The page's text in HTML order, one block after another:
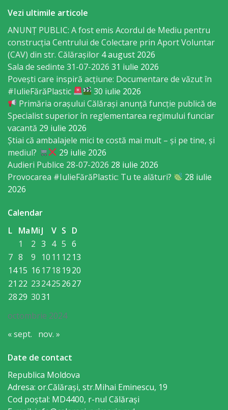
Proiecte
de
decizii
Deciziile
Consiliului
Consiliul
de
tineret
Activitatea
Instituții
subordonate
IET
Lăstărel
IET
Guguță
IET
DoReMiCii
Școala
Vezi ultimile articole
ANUNȚ PUBLIC: A fost emis Acordul de Mediu pentru
construcția Centrului de Colectare prin Aport Voluntar
(CAV) din str. Călărașilor 4 august 2026
Sala de sedinte 31-07-2026 31 iulie 2026
Povești care inspiră acțiune: Documentare de văzut în
#IulieFărăPlastic
30 iulie 2026
Primăria orașului Călărași anunță funcție publică de
Specialist superior în reglementarea regimului funciar
vacantă 29 iulie 2026
Știai că ambalajele mici te costă mai mult – și pe tine, și
mediul?
29 iulie 2026
Audieri Publice 28-07-2026 28 iulie 2026
Provocarea #IulieFărăPlastic: Tu te alături?
28 iulie
2026
Calendar
octombrie 2024
L MaMiJ V S D
1
2 3 4 5 6
7 8 9 10 11 12 13
1415 16 1718 1920
21 22 2324252627
2829 3031
« sept. nov. »
Date de contact
Republica Moldova
Adresa: or.Călăraşi, str.Mihai Eminescu, 19
Cod poștal: MD4400, r-nul Călăraşi